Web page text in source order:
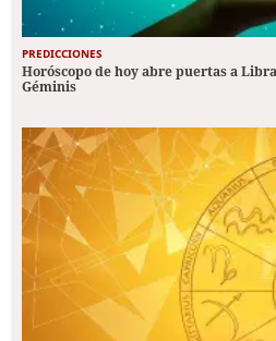
PREDICCIONES
Horóscopo de hoy abre puertas a
Géminis